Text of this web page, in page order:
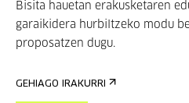
Bisita hauetan erakusketaren
garaikidera hurbiltzeko modu
proposatzen dugu.
GEHIAGO IRAKURRI